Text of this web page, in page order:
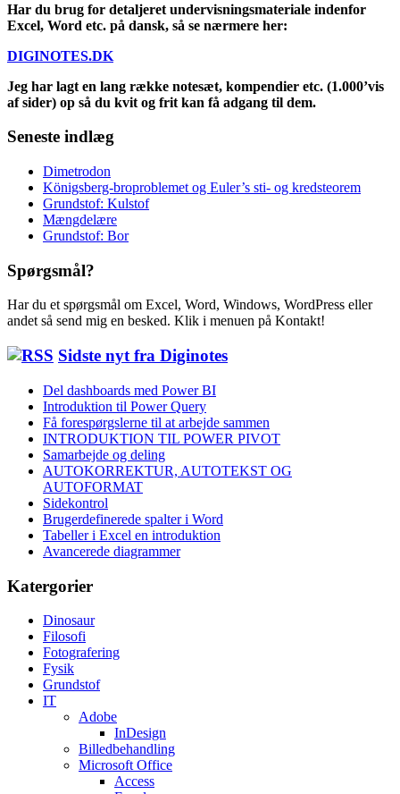
Har du brug for detaljeret undervisningsmateriale indenfor
Excel, Word etc. på dansk, så se nærmere her:
DIGINOTES.DK
Jeg har lagt en lang række notesæt, kompendier etc. (1.000’vis
af sider) op så du kvit og frit kan få adgang til dem.
Seneste indlæg
Dimetrodon
Königsberg-broproblemet og Euler’s sti- og kredsteorem
Grundstof: Kulstof
Mængdelære
Grundstof: Bor
Spørgsmål?
Har du et spørgsmål om Excel, Word, Windows, WordPress eller
andet så send mig en besked. Klik i menuen på Kontakt!
Sidste nyt fra Diginotes
Del dashboards med Power BI
Introduktion til Power Query
Få forespørgslerne til at arbejde sammen
INTRODUKTION TIL POWER PIVOT
Samarbejde og deling
AUTOKORREKTUR, AUTOTEKST OG
AUTOFORMAT
Sidekontrol
Brugerdefinerede spalter i Word
Tabeller i Excel en introduktion
Avancerede diagrammer
Katergorier
Dinosaur
Filosofi
Fotografering
Fysik
Grundstof
IT
Adobe
InDesign
Billedbehandling
Microsoft Office
Access